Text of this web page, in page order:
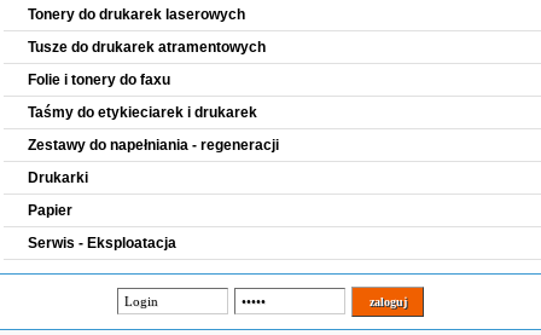
Tonery do drukarek laserowych
Tusze do drukarek atramentowych
Folie i tonery do faxu
Taśmy do etykieciarek i drukarek
Zestawy do napełniania - regeneracji
Drukarki
Papier
Serwis - Eksploatacja